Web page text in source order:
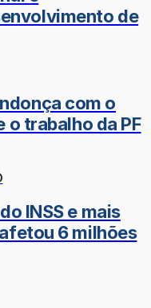
de
com o
trabalho da PF
INSS e mais
6 milhões